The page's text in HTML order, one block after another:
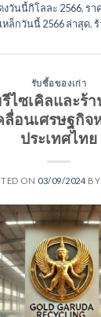
วันนี้กิโลละ 2566,รา
หล็กวันนี้ 2566 ล่าสุด,
รับซื้อของเก่า
ไซเคิลและร้
ลื่อนเศรษฐกิจ
ประเทศไทย
ON 03/09/2024 BY